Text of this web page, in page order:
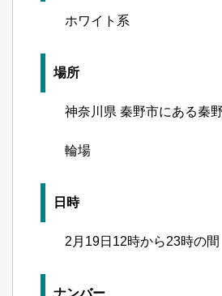
ホワイト系
場所
神奈川県 秦野市にある秦
輪場
日時
2月19日12時から23時の間
ナンバー